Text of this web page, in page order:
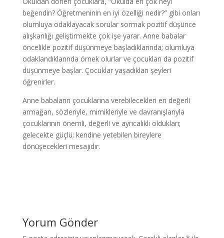
beğendin? Öğretmeninin en iyi özelliği nedir?” gibi onları
olumluya odaklayacak sorular sormak pozitif düşünce
alışkanlığı geliştirmekte çok işe yarar. Anne babalar
öncelikle pozitif düşünmeye başladıklarında; olumluya
odaklandıklarında örnek olurlar ve çocukları da pozitif
düşünmeye başlar. Çocuklar yaşadıkları şeyleri
öğrenirler.
Anne babaların çocuklarına verebilecekleri en değerli
armağan, sözleriyle, mimikleriyle ve davranışlarıyla
çocuklarının önemli, değerli ve ayrıcalıklı oldukları;
gelecekte güçlü; kendine yetebilen bireylere
dönüşecekleri mesajıdır.
Yorum Gönder